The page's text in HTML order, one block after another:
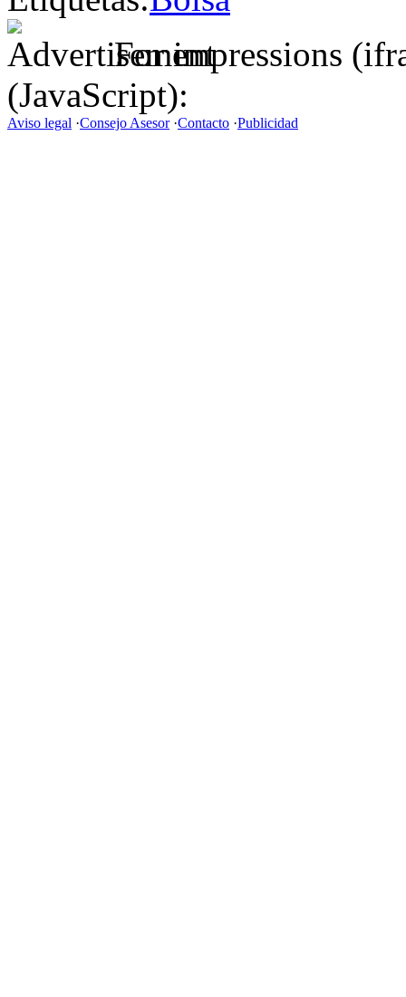
For impressions
(JavaScript):
Aviso legal ·Consejo Asesor·Contacto ·Publicidad